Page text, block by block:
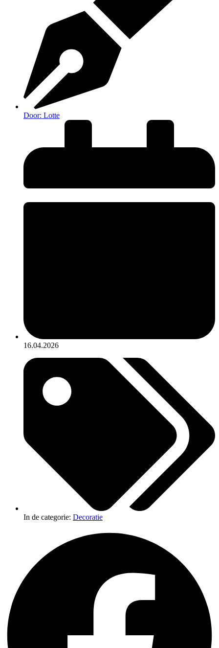
Door: Lotte
16.04.2026
In de categorie: Decoratie